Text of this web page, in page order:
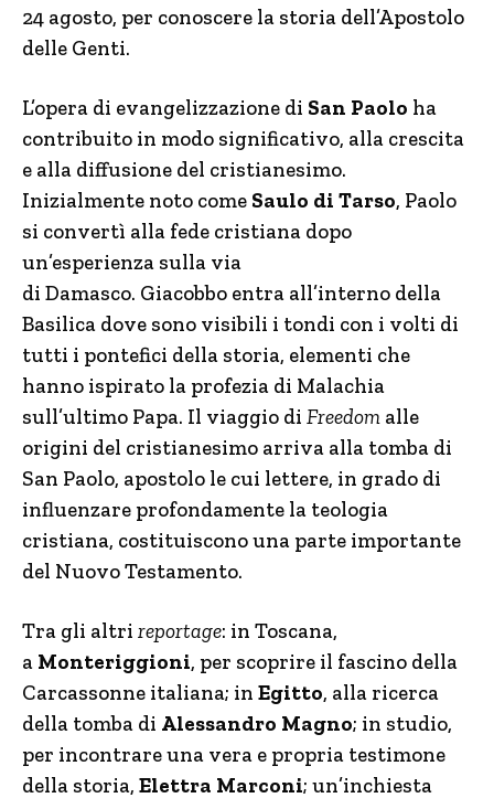
24 agosto, per conoscere la storia dell’Apostolo
delle Genti.
L’opera di evangelizzazione di San Paolo ha
contribuito in modo significativo, alla crescita
e alla diffusione del cristianesimo.
Inizialmente noto come Saulo di Tarso, Paolo
si convertì alla fede cristiana dopo
un’esperienza sulla via
di Damasco. Giacobbo entra all’interno della
Basilica dove sono visibili i tondi con i volti di
tutti i pontefici della storia, elementi che
hanno ispirato la profezia di Malachia
sull’ultimo Papa. Il viaggio di Freedom alle
origini del cristianesimo arriva alla tomba di
San Paolo, apostolo le cui lettere, in grado di
influenzare profondamente la teologia
cristiana, costituiscono una parte importante
del Nuovo Testamento.
Tra gli altri reportage: in Toscana,
a Monteriggioni, per scoprire il fascino della
Carcassonne italiana; in Egitto, alla ricerca
della tomba di Alessandro Magno; in studio,
per incontrare una vera e propria testimone
della storia, Elettra Marconi; un’inchiesta